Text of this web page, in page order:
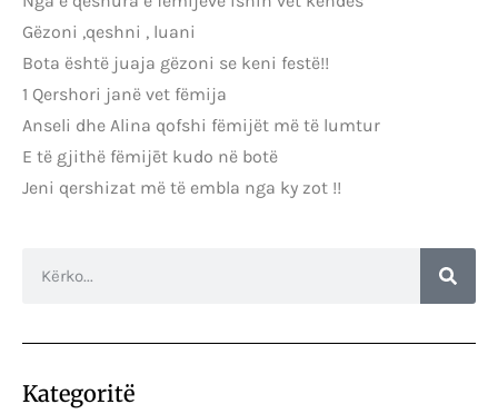
Gëzoni ,qeshni , luani
Bota është juaja gëzoni se keni festë!!
1 Qershori janë vet fëmija
Anseli dhe Alina qofshi fëmijët më të lumtur
E të gjithë fëmijēt kudo në botë
Jeni qershizat më të embla nga ky zot !!
Kategoritë